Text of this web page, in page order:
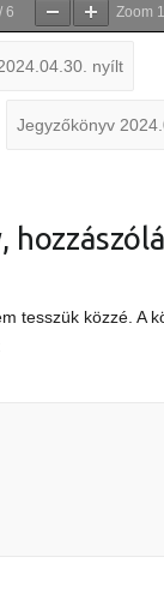
/ 6 Zoom
nyílt
Jegyzőkönyv
tesszük közzé. A